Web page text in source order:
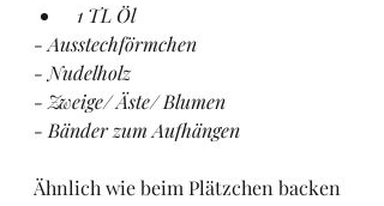
1 TL Öl
- Ausstechförmchen
- Nudelholz
- Zweige/ Äste/ Blumen
- Bänder zum Aufhängen
Ähnlich wie beim Plätzchen backen